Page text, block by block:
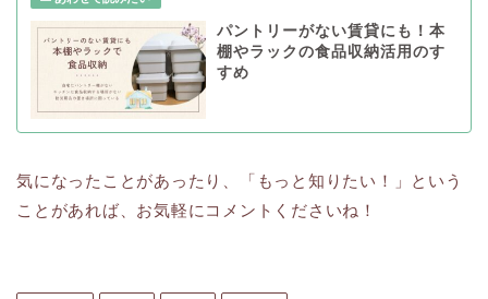
パントリーがない賃貸にも！本
棚やラックの食品収納活用のす
すめ
気になったことがあったり、「もっと知りたい！」という
ことがあれば、お気軽にコメントくださいね！